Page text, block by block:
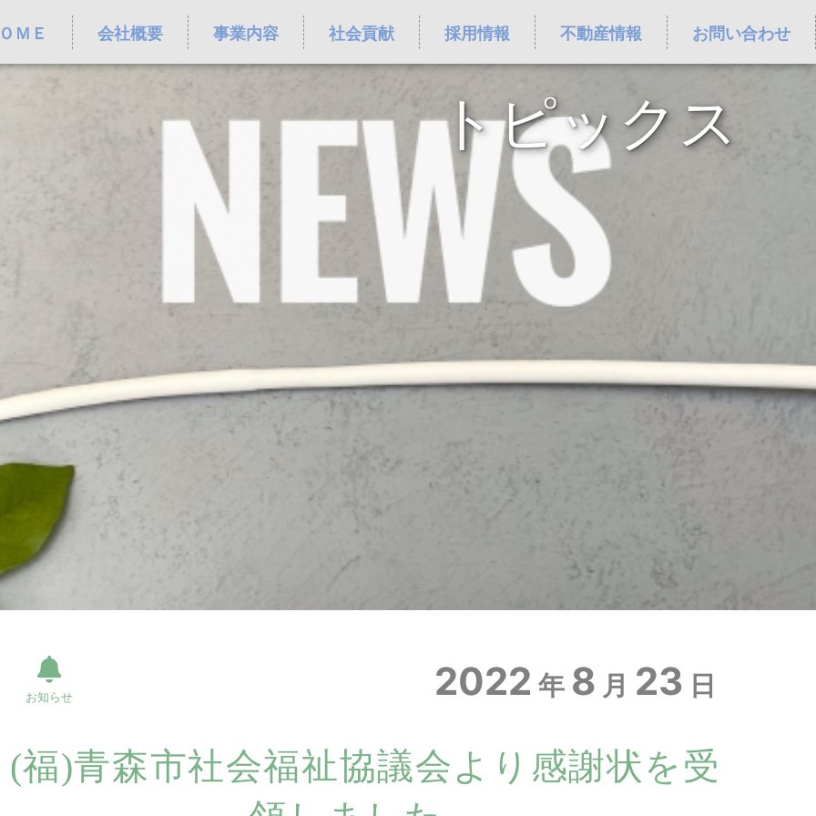
ＭＥ 会社概要 事業内容 社会貢献 採用情報 不動産情報 お問い合わせ
トピックス
お知らせ 2022 年 8 月 23 日
(福)青森市社会福祉協議会より感謝状を受